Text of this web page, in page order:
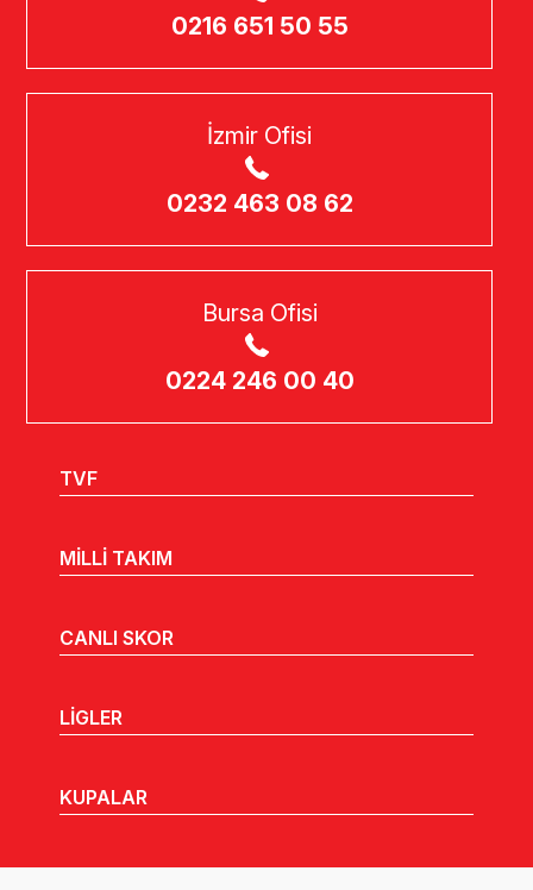
0216 651 50 55
İzmir Ofisi
0232 463 08 62
Bursa Ofisi
0224 246 00 40
TVF
MİLLİ TAKIM
CANLI SKOR
LİGLER
KUPALAR